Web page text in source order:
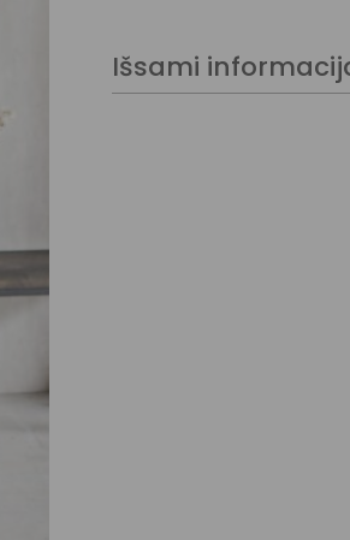
Išsami